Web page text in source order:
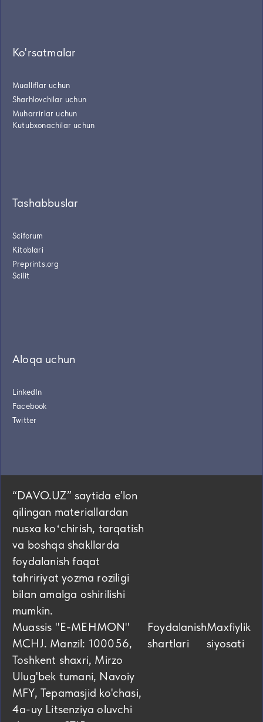
Ko'rsatmalar
Mualliflar uchun
Sharhlovchilar uchun
Muharrirlar uchun
Kutubxonachilar uchun
Tashabbuslar
Sciforum
Kitoblari
Preprints.org
Scilit
Aloqa uchun
LinkedIn
Facebook
Twitter
“DAVO.UZ” saytida eʼlon
qilingan materiallardan
nusxa koʻchirish, tarqatish
va boshqa shakllarda
foydalanish faqat
tahririyat yozma roziligi
bilan amalga oshirilishi
mumkin.
Muassis "E-MEHMON"
MCHJ. Manzil: 100056,
Toshkent shaxri, Mirzo
Ulug'bek tumani, Navoiy
MFY, Tepamasjid ko'chasi,
4а-uy Litsenziya oluvchi
Foydalanish
shartlari
Maxfiylik
siyosati